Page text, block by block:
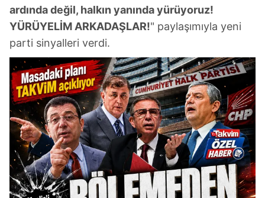
ardında değil, halkın yanında yürüyoruz!
YÜRÜYELİM ARKADAŞLAR!" paylaşımıyla yeni
parti sinyalleri verdi.